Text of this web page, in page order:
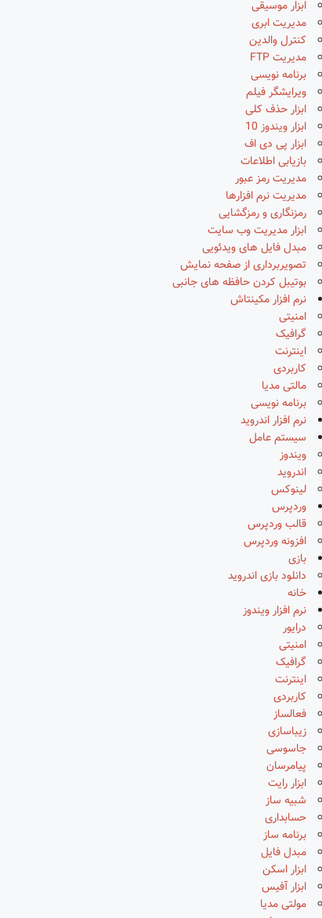
ابزار موسیقی
مدیریت ابری
کنترل والدین
مدیریت FTP
برنامه نویسی
ویرایشگر فیلم
ابزار حذف کلی
ابزار ویندوز 10
ابزار پی دی اف
بازیابی اطلاعات
مدیریت رمز عبور
مدیریت نرم افزارها
رمزنگاری و رمزگشایی
ابزار مدیریت وب سایت
مبدل فایل های ویدئویی
تصویربرداری از صفحه نمایش
بوتیبل کردن حافظه های جانبی
نرم افزار مکینتاش
امنیتی
گرافیک
اینترنت
کاربردی
مالتی مدیا
برنامه نویسی
نرم افزار اندروید
سیستم عامل
ویندوز
اندروید
لینوکس
وردپرس
قالب وردپرس
افزونه وردپرس
بازی
دانلود بازی اندروید
خانه
نرم افزار ویندوز
درایور
امنیتی
گرافیک
اینترنت
کاربردی
فعالساز
زیباسازی
جاسوسی
پیامرسان
ابزار رایت
شبیه ساز
حسابداری
برنامه ساز
مبدل فایل
ابزار اسکن
ابزار آفیس
مولتی مدیا